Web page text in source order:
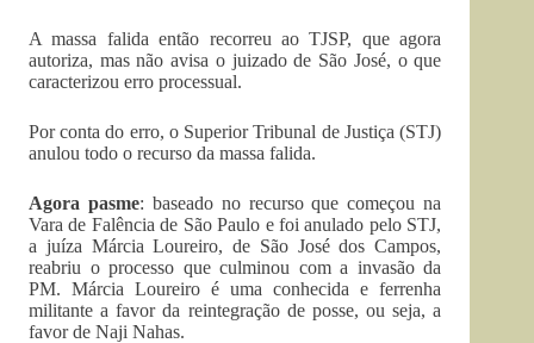
A massa falida então recorreu ao TJSP, que agora
autoriza, mas não avisa o juizado de São José, o que
caracterizou erro processual.
Por conta do erro, o Superior Tribunal de Justiça (STJ)
anulou todo o recurso da massa falida.
Agora pasme: baseado no recurso que começou na
Vara de Falência de São Paulo e foi anulado pelo STJ,
a juíza Márcia Loureiro, de São José dos Campos,
reabriu o processo que culminou com a invasão da
PM. Márcia Loureiro é uma conhecida e ferrenha
militante a favor da reintegração de posse, ou seja, a
favor de Naji Nahas.